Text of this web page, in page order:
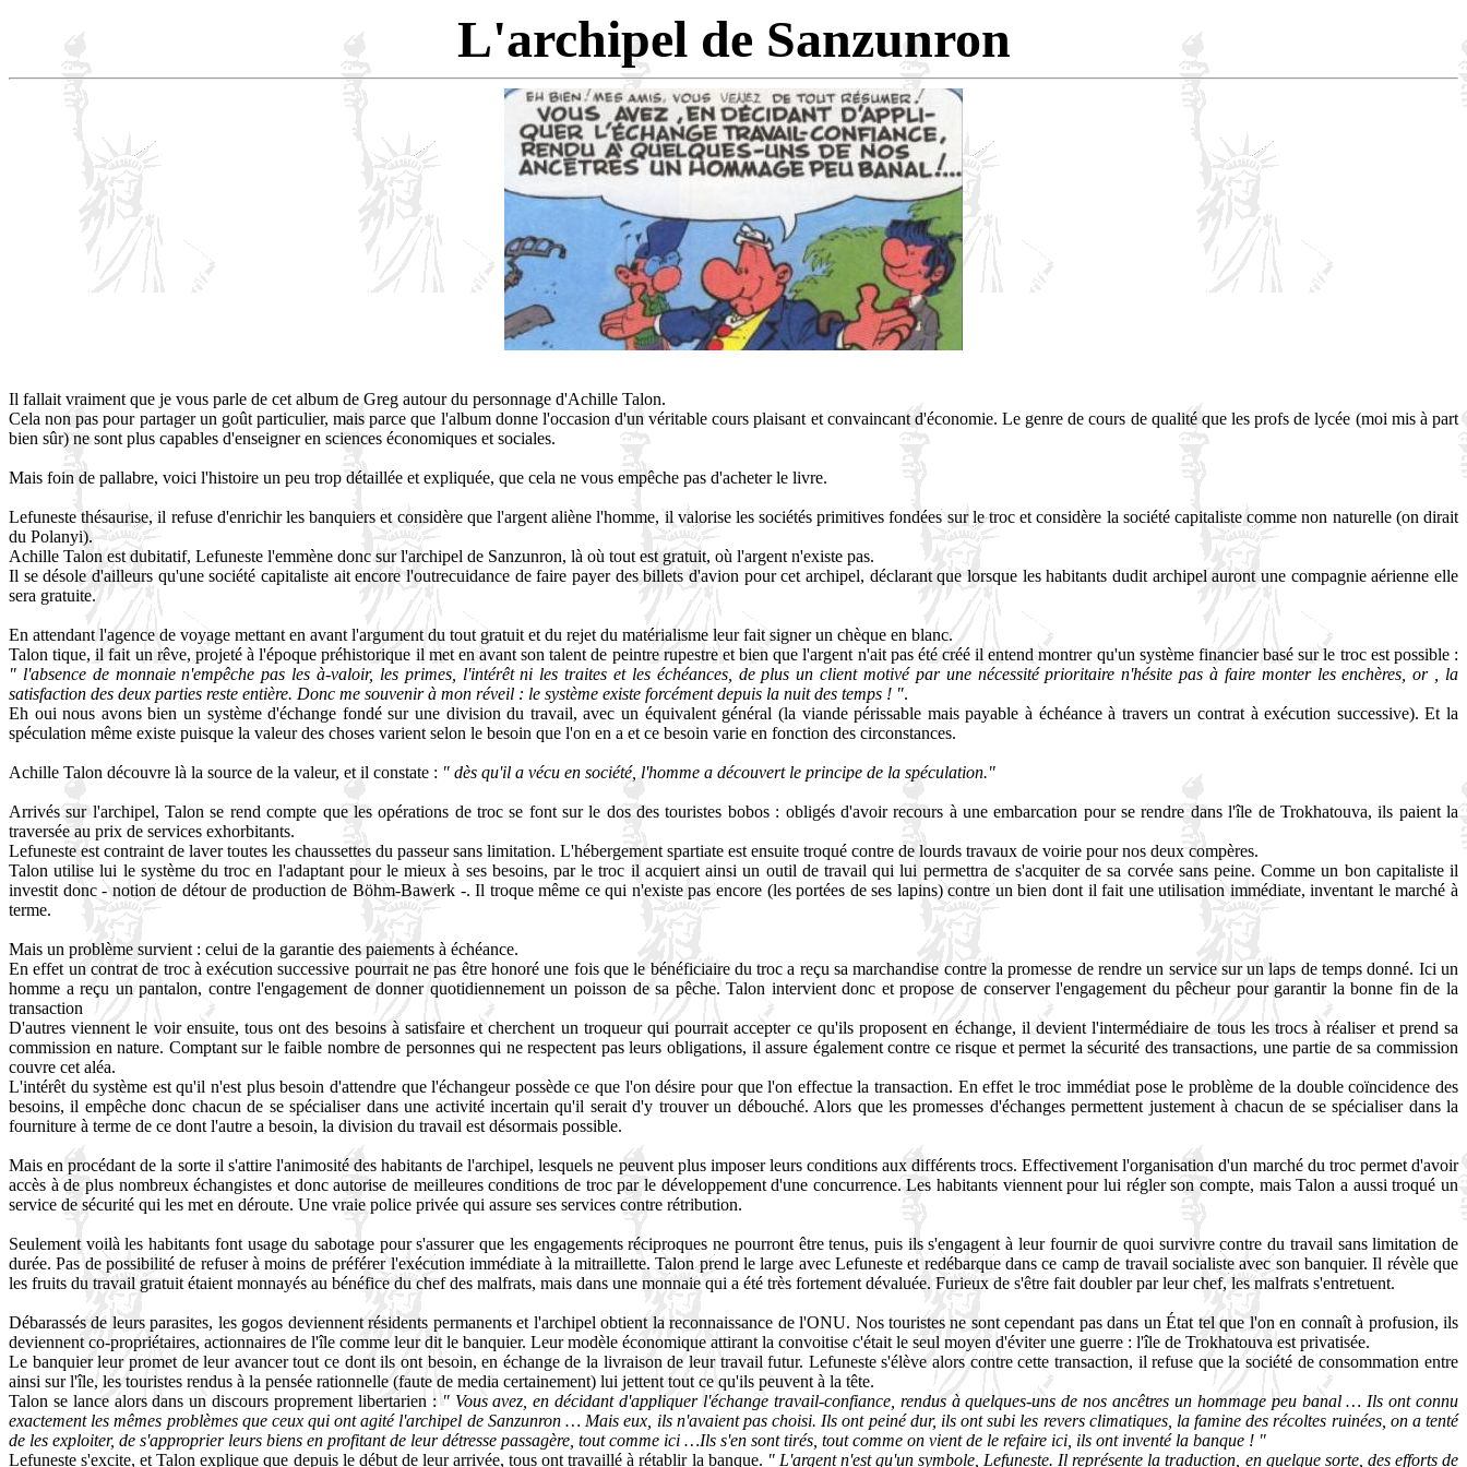
L'archipel de Sanzunron
Il fallait vraiment que je vous parle de cet album de Greg autour du personnage d'Achille Talon.
Cela non pas pour partager un goût particulier, mais parce que l'album donne l'occasion d'un véritable cours plaisant et convaincant d'économie. Le genre de cours de qualité que les profs de lycée (moi mis à part
bien sûr) ne sont plus capables d'enseigner en sciences économiques et sociales.
Mais foin de pallabre, voici l'histoire un peu trop détaillée et expliquée, que cela ne vous empêche pas d'acheter le livre.
Lefuneste thésaurise, il refuse d'enrichir les banquiers et considère que l'argent aliène l'homme, il valorise les sociétés primitives fondées sur le troc et considère la société capitaliste comme non naturelle (on dirait
du Polanyi).
Achille Talon est dubitatif, Lefuneste l'emmène donc sur l'archipel de Sanzunron, là où tout est gratuit, où l'argent n'existe pas.
Il se désole d'ailleurs qu'une société capitaliste ait encore l'outrecuidance de faire payer des billets d'avion pour cet archipel, déclarant que lorsque les habitants dudit archipel auront une compagnie aérienne elle
sera gratuite.
En attendant l'agence de voyage mettant en avant l'argument du tout gratuit et du rejet du matérialisme leur fait signer un chèque en blanc.
Talon tique, il fait un rêve, projeté à l'époque préhistorique il met en avant son talent de peintre rupestre et bien que l'argent n'ait pas été créé il entend montrer qu'un système financier basé sur le troc est possible :
" l'absence de monnaie n'empêche pas les à-valoir, les primes, l'intérêt ni les traites et les échéances, de plus un client motivé par une nécessité prioritaire n'hésite pas à faire monter les enchères, or , la
satisfaction des deux parties reste entière. Donc me souvenir à mon réveil : le système existe forcément depuis la nuit des temps ! ".
Eh oui nous avons bien un système d'échange fondé sur une division du travail, avec un équivalent général (la viande périssable mais payable à échéance à travers un contrat à exécution successive). Et la
spéculation même existe puisque la valeur des choses varient selon le besoin que l'on en a et ce besoin varie en fonction des circonstances.
Achille Talon découvre là la source de la valeur, et il constate : " dès qu'il a vécu en société, l'homme a découvert le principe de la spéculation."
Arrivés sur l'archipel, Talon se rend compte que les opérations de troc se font sur le dos des touristes bobos : obligés d'avoir recours à une embarcation pour se rendre dans l'île de Trokhatouva, ils paient la
traversée au prix de services exhorbitants.
Lefuneste est contraint de laver toutes les chaussettes du passeur sans limitation. L'hébergement spartiate est ensuite troqué contre de lourds travaux de voirie pour nos deux compères.
Talon utilise lui le système du troc en l'adaptant pour le mieux à ses besoins, par le troc il acquiert ainsi un outil de travail qui lui permettra de s'acquiter de sa corvée sans peine. Comme un bon capitaliste il
investit donc - notion de détour de production de Böhm-Bawerk -. Il troque même ce qui n'existe pas encore (les portées de ses lapins) contre un bien dont il fait une utilisation immédiate, inventant le marché à
terme.
Mais un problème survient : celui de la garantie des paiements à échéance.
En effet un contrat de troc à exécution successive pourrait ne pas être honoré une fois que le bénéficiaire du troc a reçu sa marchandise contre la promesse de rendre un service sur un laps de temps donné. Ici un
homme a reçu un pantalon, contre l'engagement de donner quotidiennement un poisson de sa pêche. Talon intervient donc et propose de conserver l'engagement du pêcheur pour garantir la bonne fin de la
transaction
D'autres viennent le voir ensuite, tous ont des besoins à satisfaire et cherchent un troqueur qui pourrait accepter ce qu'ils proposent en échange, il devient l'intermédiaire de tous les trocs à réaliser et prend sa
commission en nature. Comptant sur le faible nombre de personnes qui ne respectent pas leurs obligations, il assure également contre ce risque et permet la sécurité des transactions, une partie de sa commission
couvre cet aléa.
L'intérêt du système est qu'il n'est plus besoin d'attendre que l'échangeur possède ce que l'on désire pour que l'on effectue la transaction. En effet le troc immédiat pose le problème de la double coïncidence des
besoins, il empêche donc chacun de se spécialiser dans une activité incertain qu'il serait d'y trouver un débouché. Alors que les promesses d'échanges permettent justement à chacun de se spécialiser dans la
fourniture à terme de ce dont l'autre a besoin, la division du travail est désormais possible.
Mais en procédant de la sorte il s'attire l'animosité des habitants de l'archipel, lesquels ne peuvent plus imposer leurs conditions aux différents trocs. Effectivement l'organisation d'un marché du troc permet d'avoir
accès à de plus nombreux échangistes et donc autorise de meilleures conditions de troc par le développement d'une concurrence. Les habitants viennent pour lui régler son compte, mais Talon a aussi troqué un
service de sécurité qui les met en déroute. Une vraie police privée qui assure ses services contre rétribution.
Seulement voilà les habitants font usage du sabotage pour s'assurer que les engagements réciproques ne pourront être tenus, puis ils s'engagent à leur fournir de quoi survivre contre du travail sans limitation de
durée. Pas de possibilité de refuser à moins de préférer l'exécution immédiate à la mitraillette. Talon prend le large avec Lefuneste et redébarque dans ce camp de travail socialiste avec son banquier. Il révèle que
les fruits du travail gratuit étaient monnayés au bénéfice du chef des malfrats, mais dans une monnaie qui a été très fortement dévaluée. Furieux de s'être fait doubler par leur chef, les malfrats s'entretuent.
Débarassés de leurs parasites, les gogos deviennent résidents permanents et l'archipel obtient la reconnaissance de l'ONU. Nos touristes ne sont cependant pas dans un État tel que l'on en connaît à profusion, ils
deviennent co-propriétaires, actionnaires de l'île comme leur dit le banquier. Leur modèle économique attirant la convoitise c'était le seul moyen d'éviter une guerre : l'île de Trokhatouva est privatisée.
Le banquier leur promet de leur avancer tout ce dont ils ont besoin, en échange de la livraison de leur travail futur. Lefuneste s'élève alors contre cette transaction, il refuse que la société de consommation entre
ainsi sur l'île, les touristes rendus à la pensée rationnelle (faute de media certainement) lui jettent tout ce qu'ils peuvent à la tête.
Talon se lance alors dans un discours proprement libertarien : " Vous avez, en décidant d'appliquer l'échange travail-confiance, rendus à quelques-uns de nos ancêtres un hommage peu banal … Ils ont connu
exactement les mêmes problèmes que ceux qui ont agité l'archipel de Sanzunron … Mais eux, ils n'avaient pas choisi. Ils ont peiné dur, ils ont subi les revers climatiques, la famine des récoltes ruinées, on a tenté
de les exploiter, de s'approprier leurs biens en profitant de leur détresse passagère, tout comme ici …Ils s'en sont tirés, tout comme on vient de le refaire ici, ils ont inventé la banque ! "
Lefuneste s'excite, et Talon explique que depuis le début de leur arrivée, tous ont travaillé à rétablir la banque. " L'argent n'est qu'un symbole, Lefuneste. Il représente la traduction, en quelque sorte, des efforts de